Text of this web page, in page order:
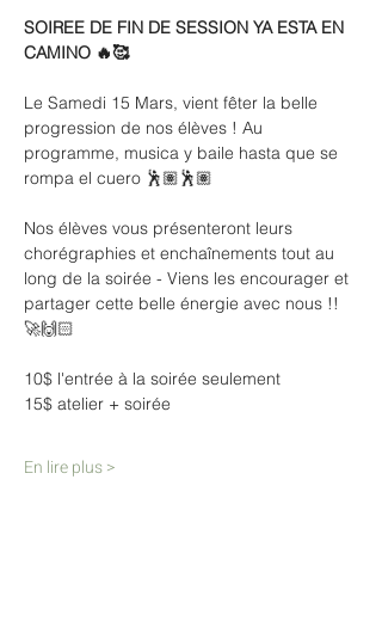
SOIREE DE FIN DE SESSION YA ESTA EN
CAMINO 🔥🥰
Le Samedi 15 Mars, vient fêter la belle
progression de nos élèves ! Au
programme, musica y baile hasta que se
rompa el cuero 🕺🏽🕺🏽
Nos élèves vous présenteront leurs
chorégraphies et enchaînements tout au
long de la soirée - Viens les encourager et
partager cette belle énergie avec nous !!
🚀🙌🏻
10$ l'entrée à la soirée seulement
15$ atelier + soirée
En lire plus >